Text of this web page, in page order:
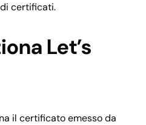
di certificati.
Let’s
il certificato emesso da